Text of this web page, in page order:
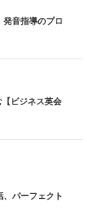
発音指導のプロ
ビジネス英会
パーフェクト